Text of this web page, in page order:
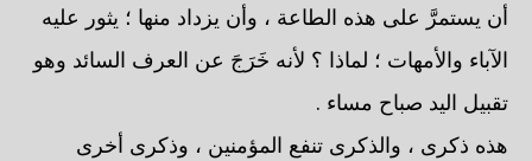
أن يستمرَّ على هذه الطاعة ، وأن يزداد منها ؛ يثور عليه
الآباء والأمهات ؛ لماذا ؟ لأنه خَرَجَ عن العرف السائد وهو
تقبيل اليد صباح مساء .
هذه ذكرى ، والذكرى تنفع المؤمنين ، وذكرى أخرى